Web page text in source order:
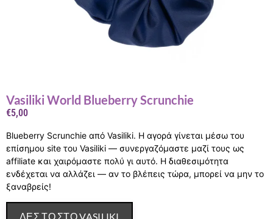
Vasiliki World Blueberry Scrunchie
€5,00
Blueberry Scrunchie από Vasiliki. Η αγορά γίνεται μέσω του
επίσημου site του Vasiliki — συνεργαζόμαστε μαζί τους ως
affiliate και χαιρόμαστε πολύ γι αυτό. Η διαθεσιμότητα
ενδέχεται να αλλάζει — αν το βλέπεις τώρα, μπορεί να μην το
ξαναβρείς!
ΔΕΣ ΤΟ ΣΤΟ VASILIKI